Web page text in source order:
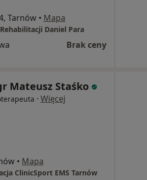
Tarnów • Mapa
Daniel Para
Brak ceny
Mateusz Staśko
· Więcej
• Mapa
ClinicSport EMS Tarnów